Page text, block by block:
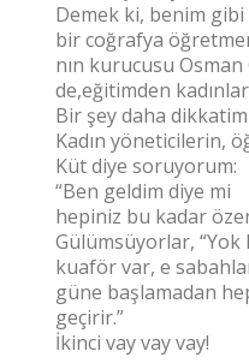
Demek ki, benim gibi
bir coğrafya
nın kurucusu
de,eğitimden
Bir şey daha
Kadın yöneticilerin,
Küt diye soruyorum:
“Ben geldim diye mi
hepiniz bu kadar
Gülümsüyorlar, “Yok
kuaför var, e
güne başlamadan
geçirir.”
İkinci vay vay vay!